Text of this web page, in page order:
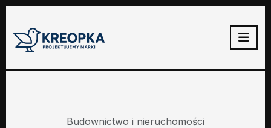
Budownictwo i nieruchomości